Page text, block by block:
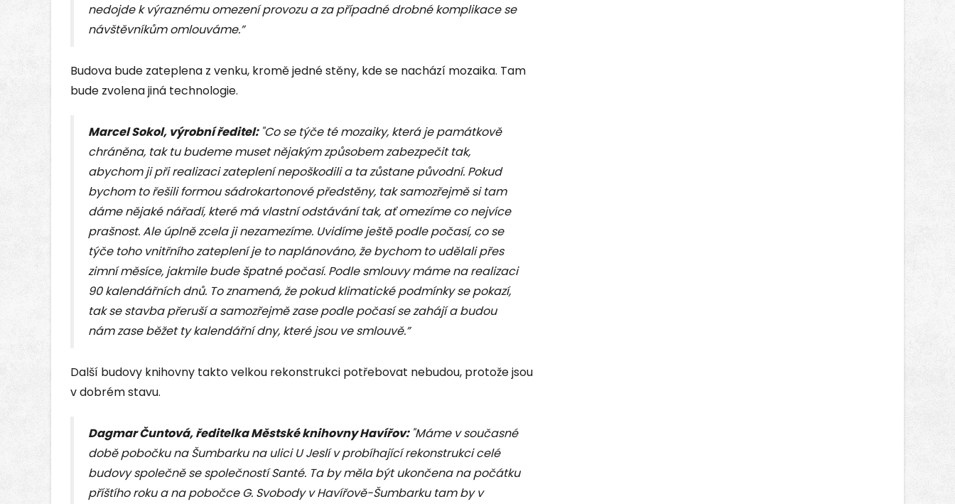
nedojde k výraznému omezení provozu a za případné drobné komplikace se
návštěvníkům omlouváme.”
Budova bude zateplena z venku, kromě jedné stěny, kde se nachází mozaika. Tam
bude zvolena jiná technologie.
Marcel Sokol, výrobní ředitel: "Co se týče té mozaiky, která je památkově
chráněna, tak tu budeme muset nějakým způsobem zabezpečit tak,
abychom ji při realizaci zateplení nepoškodili a ta zůstane původní. Pokud
bychom to řešili formou sádrokartonové předstěny, tak samozřejmě si tam
dáme nějaké nářadí, které má vlastní odstávání tak, ať omezíme co nejvíce
prašnost. Ale úplně zcela ji nezamezíme. Uvidíme ještě podle počasí, co se
týče toho vnitřního zateplení je to naplánováno, že bychom to udělali přes
zimní měsíce, jakmile bude špatné počasí. Podle smlouvy máme na realizaci
90 kalendářních dnů. To znamená, že pokud klimatické podmínky se pokazí,
tak se stavba přeruší a samozřejmě zase podle počasí se zahájí a budou
nám zase běžet ty kalendářní dny, které jsou ve smlouvě.”
Další budovy knihovny takto velkou rekonstrukci potřebovat nebudou, protože jsou
v dobrém stavu.
Dagmar Čuntová, ředitelka Městské knihovny Havířov: "Máme v současné
době pobočku na Šumbarku na ulici U Jeslí v probíhající rekonstrukci celé
budovy společně se společností Santé. Ta by měla být ukončena na počátku
příštího roku a na pobočce G. Svobody v Havířově-Šumbarku tam by v